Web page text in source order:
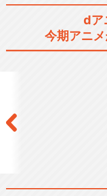
dア
今期アニ